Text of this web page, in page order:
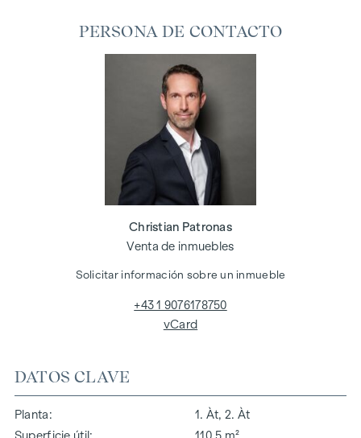
DATOS CLAVE
Planta
1. Àt, 2. Àt
Superficie útil
110,5 m²
PERSONA DE CONTACTO
Christian Patronas
Venta de inmuebles
Solicitar información sobre un inmueble
+43 1 9076178750
vCard